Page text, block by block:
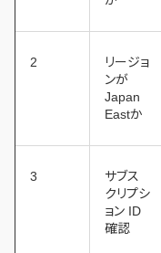
2
リージョ
ンが
Japan
Eastか
3
サブス
クリプシ
ョン ID
確認